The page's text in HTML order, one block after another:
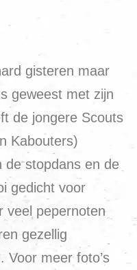
gisteren maar
geweest met zijn
de jongere Scouts
Kabouters)
de stopdans en de
gedicht voor
veel pepernoten
gezellig
Voor meer foto’s